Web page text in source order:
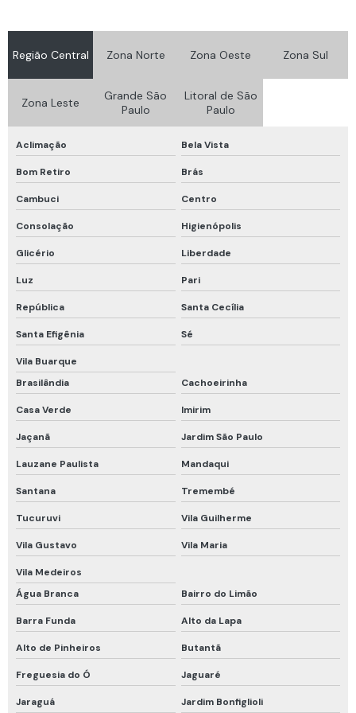
Equipamento de proteção respiratória autônoma
Equipamento para trabalho em altura
Equipamentos de proteção respiratória epr
Fit test ensaio de vedação
Fit test máscara
Fornecedor de detector de gases
Fornecedor de luvas de proteção
Luva de proteção térmica impermeável
Luvas de proteção epi
Luvas de proteção química
Luvas de proteção térmica
Luvas para proteção das mãos contra agentes abrasivos e escoriantes
Luvas para proteção das mãos contra agentes biológicos
Luvas para proteção das mãos contra agentes cortantes e perfurantes
Luvas para proteção das mãos contra agentes químicos
Luvas proteção térmica calor
Maca mamute rígida
Macacão de proteção química
Manutenção de cilindros de ar respirável
Manutenção de detector de gases
Região Central Zona Norte Zona Oeste Zona Sul
Zona Leste
Grande São
Paulo
Litoral de São
Paulo
Aclimação Bela Vista
Bom Retiro Brás
Cambuci Centro
Consolação Higienópolis
Glicério Liberdade
Luz Pari
República Santa Cecília
Santa Efigênia Sé
Vila Buarque
Brasilândia
Cachoeirinha
Casa Verde Imirim
Jaçanã Jardim São Paulo
Lauzane Paulista Mandaqui
Santana Tremembé
Tucuruvi Vila Guilherme
Vila Gustavo Vila Maria
Vila Medeiros
Água Branca
Bairro do Limão
Barra Funda Alto da Lapa
Alto de Pinheiros Butantã
Freguesia do Ó Jaguaré
Jaraguá Jardim Bonfiglioli